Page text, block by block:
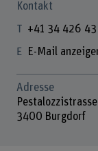
Kontakt
+41 34 426
E-Mail
Adresse
3400 Burgdorf